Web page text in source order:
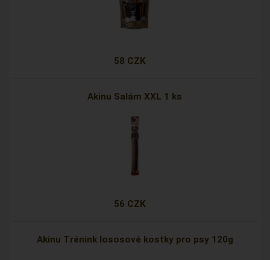
58 CZK
Akinu Salám XXL 1 ks
56 CZK
Akinu Trénink lososové kostky pro psy 120g